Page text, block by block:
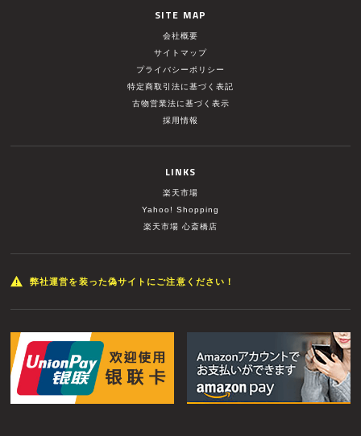
SITE MAP
会社概要
サイトマップ
プライバシーポリシー
特定商取引法に基づく表記
古物営業法に基づく表示
採用情報
LINKS
楽天市場
Yahoo! Shopping
楽天市場 心斎橋店
弊社運営を装った偽サイトにご注意ください！